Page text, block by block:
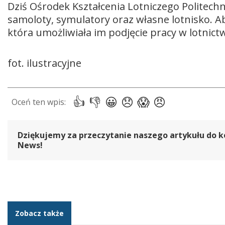
Dziś Ośrodek Kształcenia Lotniczego
samoloty, symulatory oraz własne lotnisko.
która umożliwiała im podjęcie pracy w
fot. ilustracyjne
Dziękujemy za przeczytanie naszego artykułu do
News!
Zobacz także